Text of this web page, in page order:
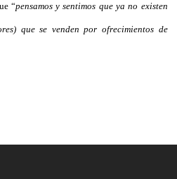
“pensamos y sentimos que ya no existen
que se venden por ofrecimientos de